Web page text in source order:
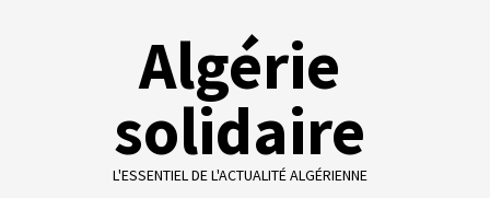
Algérie
solidaire
L'ESSENTIEL DE L'ACTUALITÉ ALGÉRIENNE